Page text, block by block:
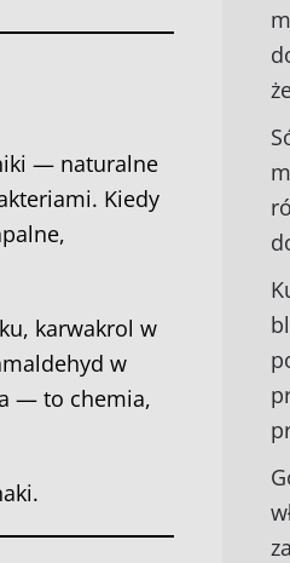
— naturalne
Kiedy
karwakrol w
w
— to chemia,